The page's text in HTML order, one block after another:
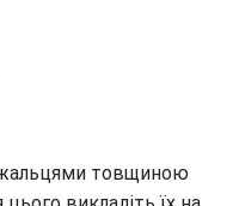
товщиною